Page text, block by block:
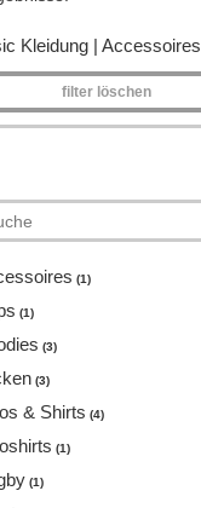
Kleidung | Accessoires
filter löschen
(1)
(1)
(3)
(3)
& Shirts (4)
(1)
(1)